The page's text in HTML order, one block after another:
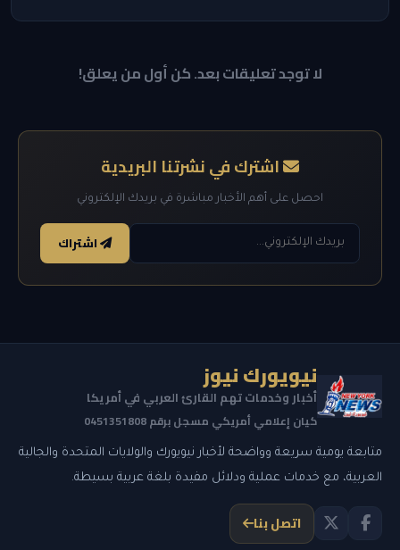
لا توجد تعليقات بعد. كن أول من يعلق!
اشترك في نشرتنا البريدية
احصل على أهم الأخبار مباشرة في بريدك الإلكتروني
اشتراك
نيويورك نيوز
أخبار وخدمات تهم القارئ العربي في أمريكا
كيان إعلامي أمريكي مسجل برقم 0451351808
متابعة يومية سريعة وواضحة لأخبار نيويورك والولايات المتحدة والجالية
العربية، مع خدمات عملية ودلائل مفيدة بلغة عربية بسيطة.
اتصل بنا